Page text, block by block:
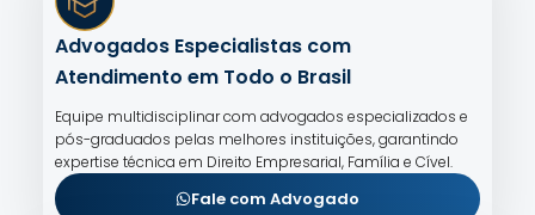
Advogados Especialistas com
Atendimento em Todo o Brasil
Equipe multidisciplinar com advogados especializados e
pós-graduados pelas melhores instituições, garantindo
expertise técnica em Direito Empresarial, Família e Cível.
Fale com Advogado